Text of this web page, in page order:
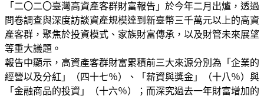
「二〇二〇臺灣高資產客群財富報告」於今年二月出爐，透過
問卷調查與深度訪談資產規模達到新臺幣三千萬元以上的高資
產客群，聚焦於投資模式、家族財富傳承，以及財管未來展望
等重大議題。
報告中顯示，高資產客群財富累積前三大來源分別為「企業的
經營以及分紅」（四十七％）、「薪資與獎金」（十八％）與
「金融商品的投資」（十六％）；而深究過去一年財富增加的